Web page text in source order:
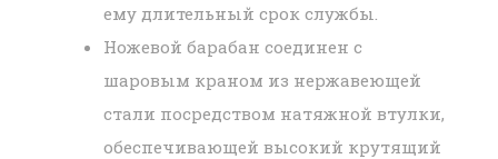
ему длительный срок службы.
Ножевой барабан соединен с
шаровым краном из нержавеющей
стали посредством натяжной втулки,
обеспечивающей высокий крутящий